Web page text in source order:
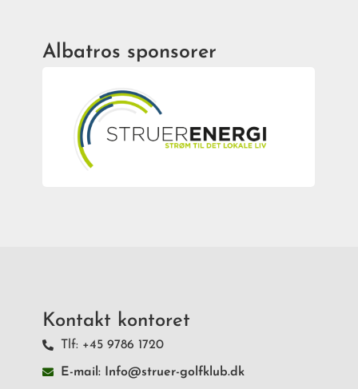
Albatros sponsorer
Kontakt kontoret
Tlf: +45 9786 1720
E-mail: Info@struer-golfklub.dk